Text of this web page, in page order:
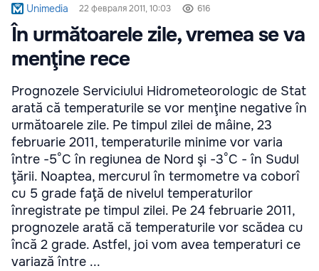
Unimedia 22 февраля 2011, 10:03 616
În următoarele zile, vremea se va
menţine rece
Prognozele Serviciului Hidrometeorologic de Stat
arată că temperaturile se vor menţine negative în
următoarele zile. Pe timpul zilei de mâine, 23
februarie 2011, temperaturile minime vor varia
între -5°C în regiunea de Nord şi -3°C - în Sudul
ţării. Noaptea, mercurul în termometre va coborî
cu 5 grade faţă de nivelul temperaturilor
înregistrate pe timpul zilei. Pe 24 februarie 2011,
prognozele arată că temperaturile vor scădea cu
încă 2 grade. Astfel, joi vom avea temperaturi ce
variază între ...